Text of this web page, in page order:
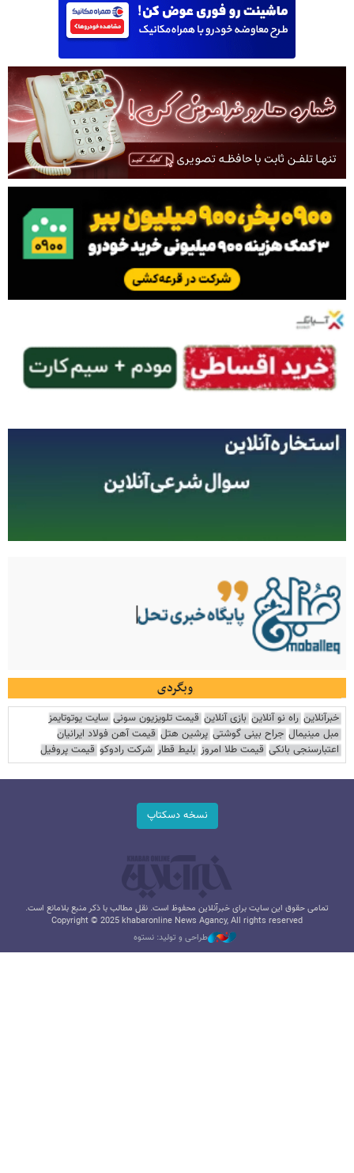
وبگردی
خبرآنلاین راه نو آنلاین بازی آنلاین قیمت تلویزیون سونی سایت یوتوتایمز
مبل مینیمال جراح بینی گوشتی پرشین هتل قیمت آهن فولاد ایرانیان
اعتبارسنجی بانکی قیمت طلا امروز بلیط قطار شرکت رادوکو قیمت پروفیل
نسخه دسکتاپ
تمامی حقوق این سایت برای خبرآنلاین محفوظ است. نقل مطالب با ذکر منبع بلامانع است.
Copyright © 2025 khabaronline News Agancy, All rights reserved
طراحی و تولید: نستوه